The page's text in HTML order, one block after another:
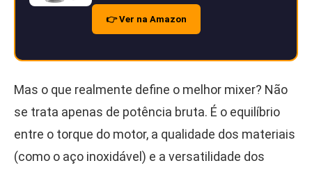
👉 Ver na Amazon
Mas o que realmente define o melhor mixer? Não
se trata apenas de potência bruta. É o equilíbrio
entre o torque do motor, a qualidade dos materiais
(como o aço inoxidável) e a versatilidade dos